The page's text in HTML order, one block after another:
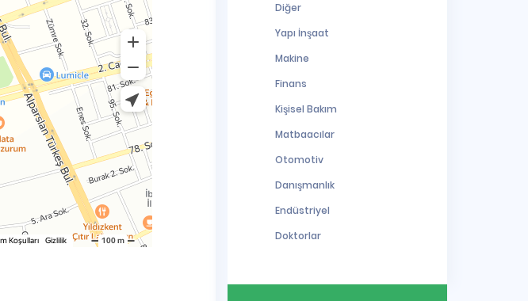
Diğer
Yapı İnşaat
Makine
Finans
Kişisel Bakım
Matbaacılar
Otomotiv
Danışmanlık
Endüstriyel
Doktorlar